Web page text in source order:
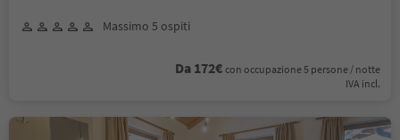
Massimo 5 ospiti
Da 172€ con occupazione 5 persone / notte
IVA incl.